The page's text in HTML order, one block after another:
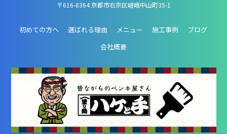
〒616-8364 京都市右京区嵯峨中山町35-1
初めての方へ 選ばれる理由 メニュー 施工事例
ブログ
会社概要